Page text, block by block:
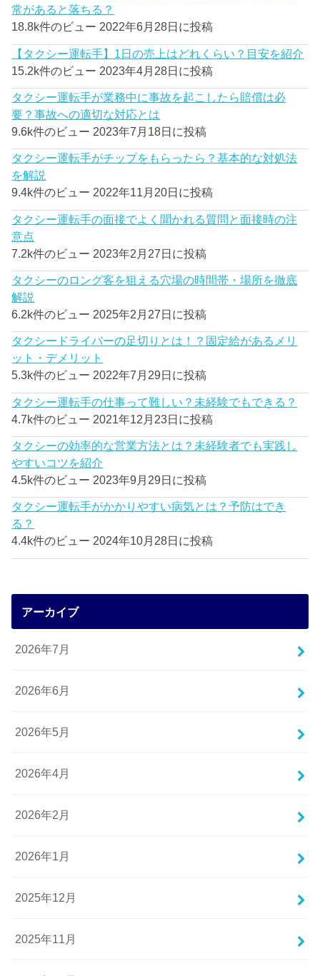
常があると落ちる？
18.8k件のビュー 2022年6月28日に投稿
【タクシー運転手】1日の売上はどれくらい？目安を紹介
15.2k件のビュー 2023年4月28日に投稿
タクシー運転手が業務中に事故を起こしたら賠償は必
要？事故への適切な対応とは
9.6k件のビュー 2023年7月18日に投稿
タクシー運転手がチップをもらったら？基本的な対処法
を解説
9.4k件のビュー 2022年11月20日に投稿
タクシー運転手の面接でよく聞かれる質問と面接時の注
意点
7.2k件のビュー 2023年2月27日に投稿
タクシーのロング客を狙える穴場の時間帯・場所を徹底
解説
6.2k件のビュー 2025年2月27日に投稿
タクシードライバーの足切りとは！？固定給があるメリ
ット・デメリット
5.3k件のビュー 2022年7月29日に投稿
タクシー運転手の仕事って難しい？未経験でもできる？
4.7k件のビュー 2021年12月23日に投稿
タクシーの効率的な営業方法とは？未経験者でも実践し
やすいコツを紹介
4.5k件のビュー 2023年9月29日に投稿
タクシー運転手がかかりやすい病気とは？予防はでき
る？
4.4k件のビュー 2024年10月28日に投稿
アーカイブ
2026年7月
2026年6月
2026年5月
2026年4月
2026年2月
2026年1月
2025年12月
2025年11月